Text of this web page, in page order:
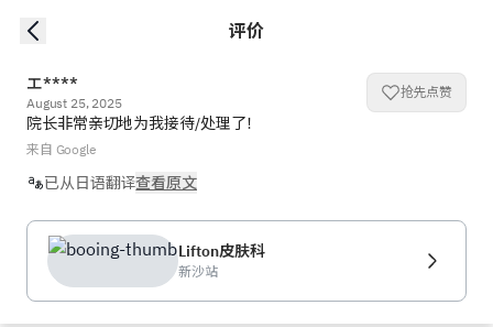
评价
エ****
August 25, 2025
抢先点赞
院长非常亲切地为我接待/处理了！
来自 Google
已从日语翻译查看原文
Lifton皮肤科
新沙站